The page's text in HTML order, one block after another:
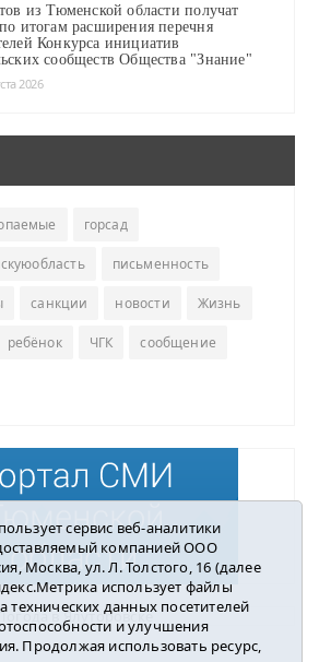
из Тюменской области получат
итогам расширения перечня
Конкурса инициатив
сообществ Общества "Знание"
2026
горсад
письменность
санкции новости Жизнь
ребёнок ЧГК сообщение
в Ялуторовске
сервис веб-аналитики
компанией ООО
Москва, ул. Л. Толстого, 16 (далее
использует файлы
технических данных посетителей
и улучшения
Продолжая использовать ресурс,